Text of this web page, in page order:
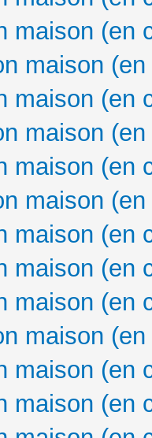
maison (en
maison
maison (en
maison
maison (en
maison
maison (en
maison (en
maison (en
maison
maison (en
maison (en